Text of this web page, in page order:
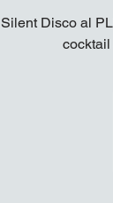
Silent Disco al